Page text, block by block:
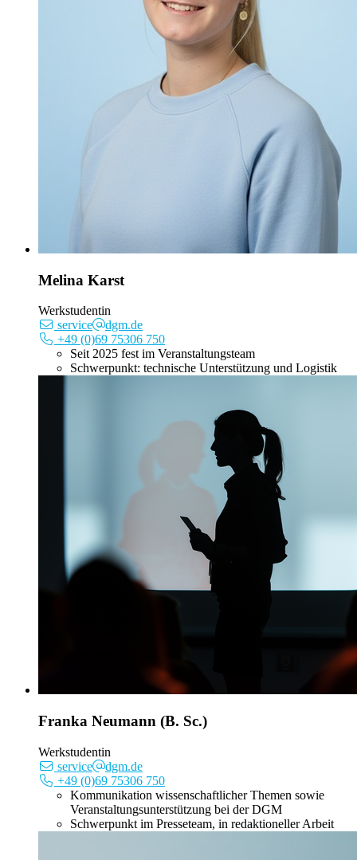
Melina Karst
Werkstudentin
service
dgm.de
+49 (0)69 75306 750
Seit 2025 fest im Veranstaltungsteam
Schwerpunkt: technische Unterstützung und Logistik
Franka Neumann (B. Sc.)
Werkstudentin
service
dgm.de
+49 (0)69 75306 750
Kommunikation wissenschaftlicher Themen sowie
Veranstaltungsunterstützung bei der DGM
Schwerpunkt im Presseteam, in redaktioneller Arbeit